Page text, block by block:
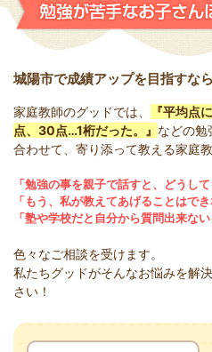
城陽市で成績アップを目指すな
家庭教師のグッドでは、
『平均点
点、30点…1桁だった。』 などの勉
合わせて、寄り添って教える家庭教
「勉強の事を親子で話すと、どうし
「もう、私が教えてあげることはでき
「塾や学校だと自分から質問出来ない
色々なご相談を受けます。
私たちグッドがそんなお悩みを解
さい！